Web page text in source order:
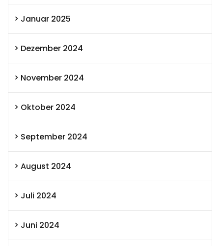
Januar 2025
Dezember 2024
November 2024
Oktober 2024
September 2024
August 2024
Juli 2024
Juni 2024